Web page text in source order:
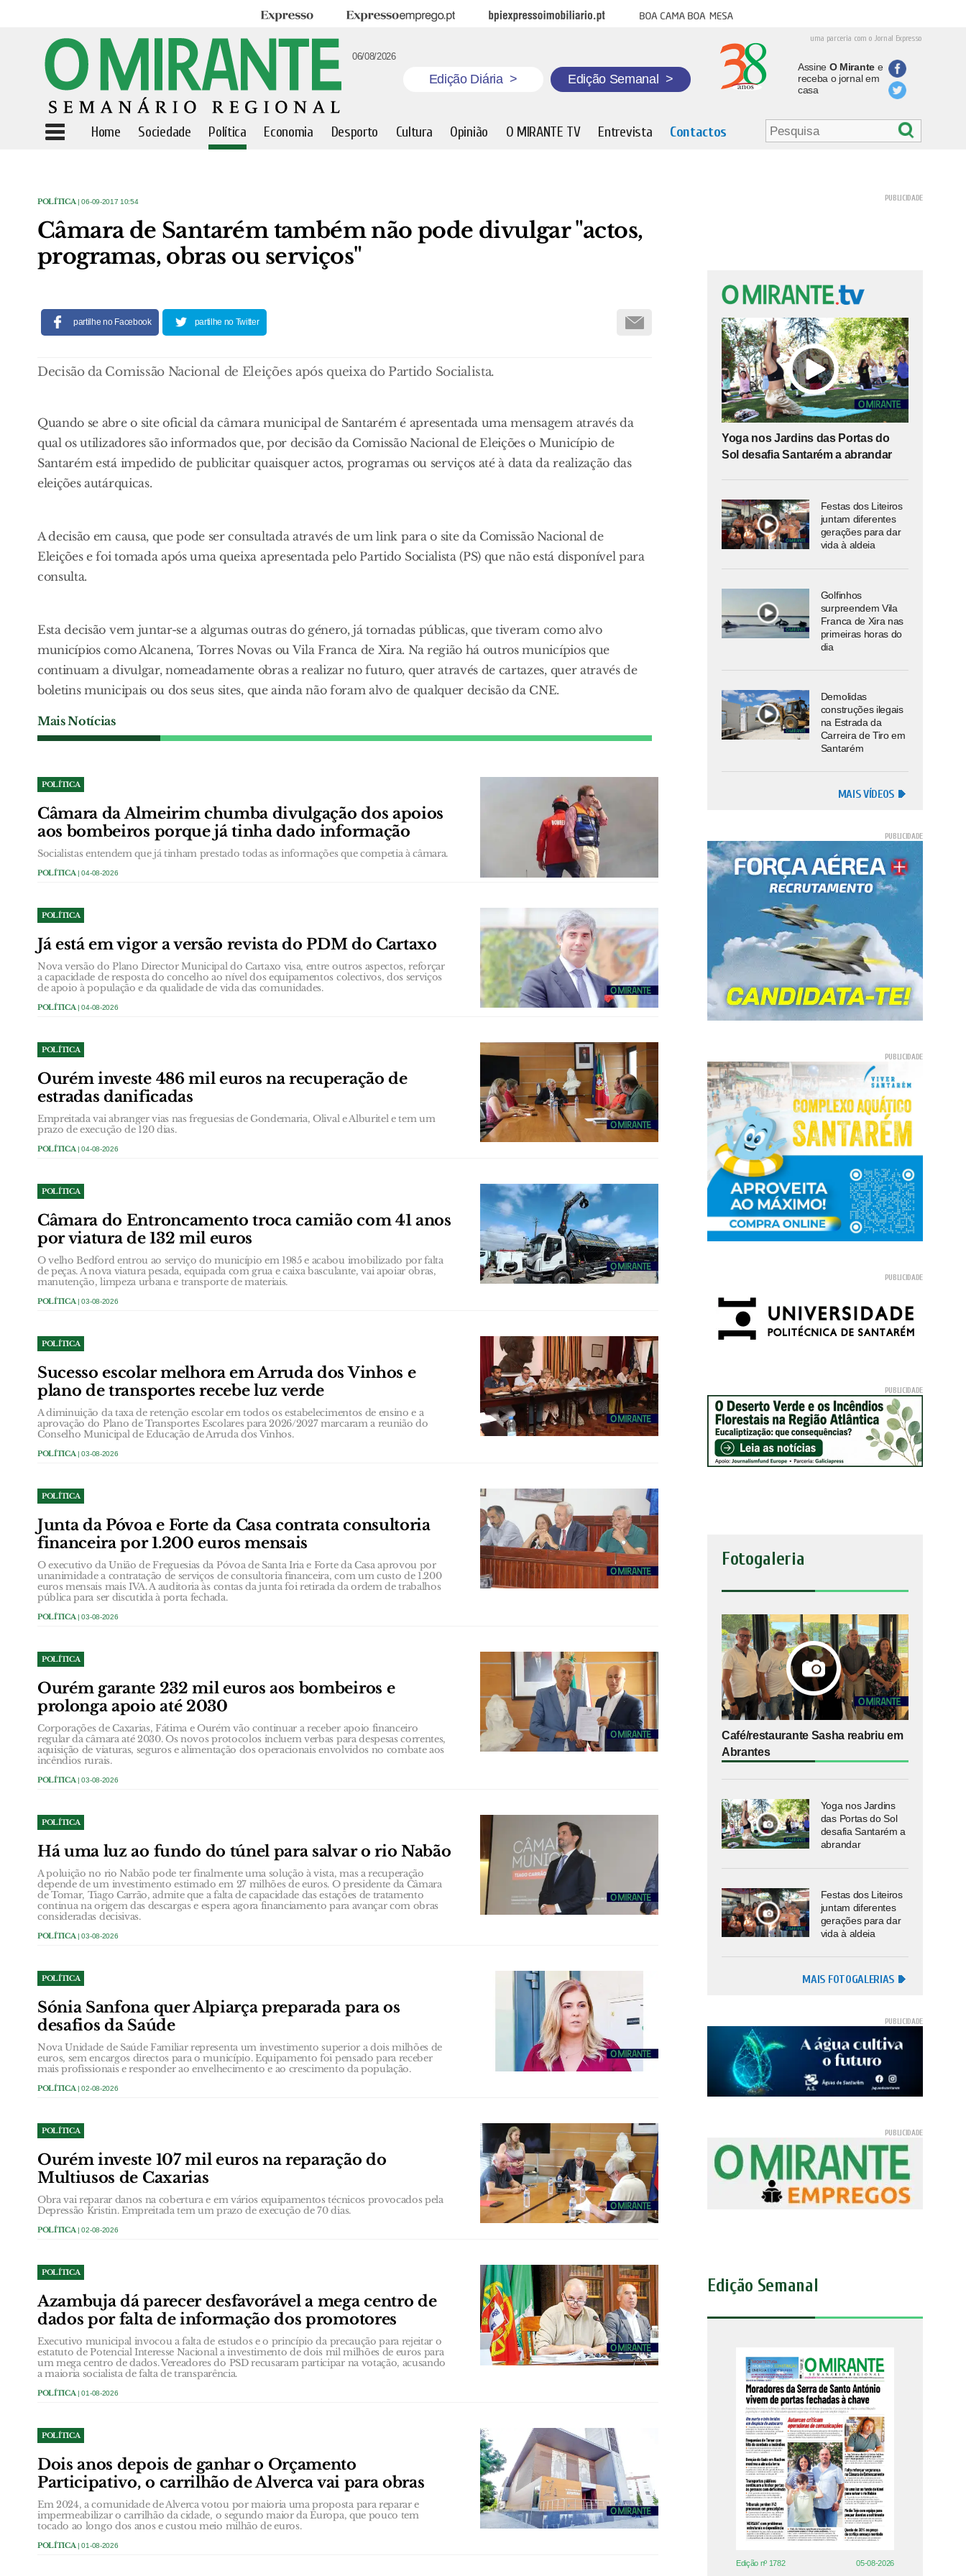
Expresso Expresso Emprego BPI Expresso Imobiliário Boa cama boa mesa
uma parceria com o Jornal Expresso
06/08/2026
Edição Diária > Edição Semanal >
Assine O Mirantee
receba o jornal em
casa
Home Sociedade Política Economia Desporto Cultura Opinião O MIRANTE TV Entrevista Contactos
POLÍTICA | 06-09-2017 10:54
Câmara de Santarém também não pode divulgar "actos,
programas, obras ou serviços"
partilhe no Facebook partilhe no Twitter
Decisão da Comissão Nacional de Eleições após queixa do Partido Socialista.
Quando se abre o site oficial da câmara municipal de Santarém é apresentada uma mensagem através da
qual os utilizadores são informados que, por decisão da Comissão Nacional de Eleições o Município de
Santarém está impedido de publicitar quaisquer actos, programas ou serviços até à data da realização das
eleições autárquicas.
A decisão em causa, que pode ser consultada através de um link para o site da Comissão Nacional de
Eleições e foi tomada após uma queixa apresentada pelo Partido Socialista (PS) que não está disponível para
consulta.
Esta decisão vem juntar-se a algumas outras do género, já tornadas públicas, que tiveram como alvo
municípios como Alcanena, Torres Novas ou Vila Franca de Xira. Na região há outros municípios que
continuam a divulgar, nomeadamente obras a realizar no futuro, quer através de cartazes, quer através de
boletins municipais ou dos seus sites, que ainda não foram alvo de qualquer decisão da CNE.
Mais Notícias
POLÍTICA
Câmara da Almeirim chumba divulgação dos apoios
aos bombeiros porque já tinha dado informação
Socialistas entendem que já tinham prestado todas as informações que competia à câmara.
POLÍTICA | 04-08-2026
POLÍTICA
Já está em vigor a versão revista do PDM do Cartaxo
Nova versão do Plano Director Municipal do Cartaxo visa, entre outros aspectos, reforçar
a capacidade de resposta do concelho ao nível dos equipamentos colectivos, dos serviços
de apoio à população e da qualidade de vida das comunidades.
POLÍTICA | 04-08-2026
POLÍTICA
Ourém investe 486 mil euros na recuperação de
estradas danificadas
Empreitada vai abranger vias nas freguesias de Gondemaria, Olival e Alburitel e tem um
prazo de execução de 120 dias.
POLÍTICA | 04-08-2026
POLÍTICA
Câmara do Entroncamento troca camião com 41 anos
por viatura de 132 mil euros
O velho Bedford entrou ao serviço do município em 1985 e acabou imobilizado por falta
de peças. A nova viatura pesada, equipada com grua e caixa basculante, vai apoiar obras,
manutenção, limpeza urbana e transporte de materiais.
POLÍTICA | 03-08-2026
POLÍTICA
Sucesso escolar melhora em Arruda dos Vinhos e
plano de transportes recebe luz verde
A diminuição da taxa de retenção escolar em todos os estabelecimentos de ensino e a
aprovação do Plano de Transportes Escolares para 2026/2027 marcaram a reunião do
Conselho Municipal de Educação de Arruda dos Vinhos.
POLÍTICA | 03-08-2026
POLÍTICA
Junta da Póvoa e Forte da Casa contrata consultoria
financeira por 1.200 euros mensais
O executivo da União de Freguesias da Póvoa de Santa Iria e Forte da Casa aprovou por
unanimidade a contratação de serviços de consultoria financeira, com um custo de 1.200
euros mensais mais IVA. A auditoria às contas da junta foi retirada da ordem de trabalhos
pública para ser discutida à porta fechada.
POLÍTICA | 03-08-2026
POLÍTICA
Ourém garante 232 mil euros aos bombeiros e
prolonga apoio até 2030
Corporações de Caxarias, Fátima e Ourém vão continuar a receber apoio financeiro
regular da câmara até 2030. Os novos protocolos incluem verbas para despesas correntes,
aquisição de viaturas, seguros e alimentação dos operacionais envolvidos no combate aos
incêndios rurais.
POLÍTICA | 03-08-2026
POLÍTICA
Há uma luz ao fundo do túnel para salvar o rio Nabão
A poluição no rio Nabão pode ter finalmente uma solução à vista, mas a recuperação
depende de um investimento estimado em 27 milhões de euros. O presidente da Câmara
de Tomar, Tiago Carrão, admite que a falta de capacidade das estações de tratamento
continua na origem das descargas e espera agora financiamento para avançar com obras
consideradas decisivas.
POLÍTICA | 03-08-2026
POLÍTICA
Sónia Sanfona quer Alpiarça preparada para os
desafios da Saúde
Nova Unidade de Saúde Familiar representa um investimento superior a dois milhões de
euros, sem encargos directos para o município. Equipamento foi pensado para receber
mais profissionais e responder ao envelhecimento e ao crescimento da população.
POLÍTICA | 02-08-2026
POLÍTICA
Ourém investe 107 mil euros na reparação do
Multiusos de Caxarias
Obra vai reparar danos na cobertura e em vários equipamentos técnicos provocados pela
Depressão Kristin. Empreitada tem um prazo de execução de 70 dias.
POLÍTICA | 02-08-2026
POLÍTICA
Azambuja dá parecer desfavorável a mega centro de
dados por falta de informação dos promotores
Executivo municipal invocou a falta de estudos e o princípio da precaução para rejeitar o
estatuto de Potencial Interesse Nacional a investimento de dois mil milhões de euros para
um mega centro de dados. Vereadores do PSD recusaram participar na votação, acusando
a maioria socialista de falta de transparência.
POLÍTICA | 01-08-2026
POLÍTICA
Dois anos depois de ganhar o Orçamento
Participativo, o carrilhão de Alverca vai para obras
Em 2024, a comunidade de Alverca votou por maioria uma proposta para reparar e
impermeabilizar o carrilhão da cidade, o segundo maior da Europa, que pouco tem
tocado ao longo dos anos e custou meio milhão de euros.
POLÍTICA | 01-08-2026
Yoga nos Jardins das Portas do
Sol desafia Santarém a abrandar
Festas dos Liteiros
juntam diferentes
gerações para dar
vida à aldeia
Golfinhos
surpreendem Vila
Franca de Xira nas
primeiras horas do
dia
Demolidas
construções ilegais
na Estrada da
Carreira de Tiro em
Santarém
MAIS VÍDEOS
Fotogaleria
Café/restaurante Sasha reabriu em
Abrantes
Yoga nos Jardins
das Portas do Sol
desafia Santarém a
abrandar
Festas dos Liteiros
juntam diferentes
gerações para dar
vida à aldeia
MAIS FOTOGALERIAS
Edição Semanal
Edição nº 1782 05-08-2026